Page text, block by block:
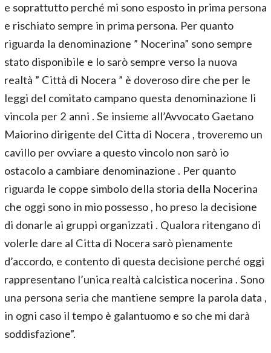
e soprattutto perché mi sono esposto in prima persona
e rischiato sempre in prima persona. Per quanto
riguarda la denominazione ” Nocerina” sono sempre
stato disponibile e lo sarò sempre verso la nuova
realtà ” Città di Nocera ” è doveroso dire che per le
leggi del comitato campano questa denominazione li
vincola per 2 anni . Se insieme all’Avvocato Gaetano
Maiorino dirigente del Citta di Nocera , troveremo un
cavillo per ovviare a questo vincolo non sarò io
ostacolo a cambiare denominazione . Per quanto
riguarda le coppe simbolo della storia della Nocerina
che oggi sono in mio possesso , ho preso la decisione
di donarle ai gruppi organizzati . Qualora ritengano di
volerle dare al Citta di Nocera sarò pienamente
d’accordo, e contento di questa decisione perché oggi
rappresentano l’unica realtà calcistica nocerina . Sono
una persona seria che mantiene sempre la parola data ,
in ogni caso il tempo è galantuomo e so che mi darà
soddisfazione”.